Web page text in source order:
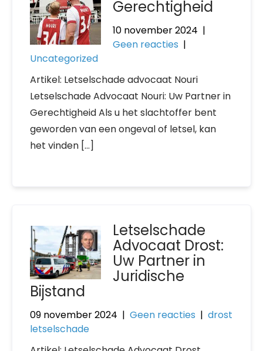
Gerechtigheid
10 november 2024 |
Geen reacties |
Uncategorized
Artikel: Letselschade advocaat Nouri
Letselschade Advocaat Nouri: Uw Partner in
Gerechtigheid Als u het slachtoffer bent
geworden van een ongeval of letsel, kan
het vinden […]
Letselschade
Advocaat Drost:
Uw Partner in
Juridische
Bijstand
09 november 2024 | Geen reacties | drost
letselschade